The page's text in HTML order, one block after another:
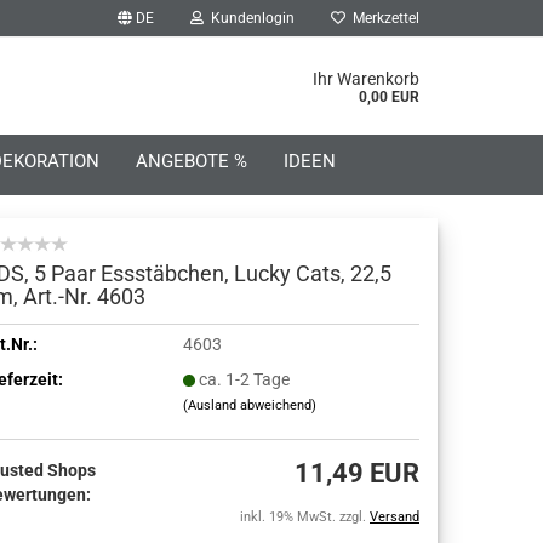
DE Kundenlogin
erstellen
vergessen?
Merkzettel
Ihr Warenkorb
0,00 EUR
ANGEBOTE % IDEEN
5 Paar Essstäbchen, Lucky Cats, 22,5
Art.-Nr. 4603
4603
ca. 1-2 Tage
(Ausland abweichend)
Shops
11,49 EUR
inkl. 19% MwSt. zzgl. Versand